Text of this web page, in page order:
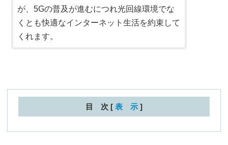
が、5Gの普及が進むにつれ光回線環境でな
くとも快適なインターネット生活を約束して
くれます。
目 次 [ 表 示 ]